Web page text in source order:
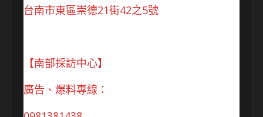
台南市東區崇德21街42之5號
【南部採訪中心】
廣告、爆料專線：